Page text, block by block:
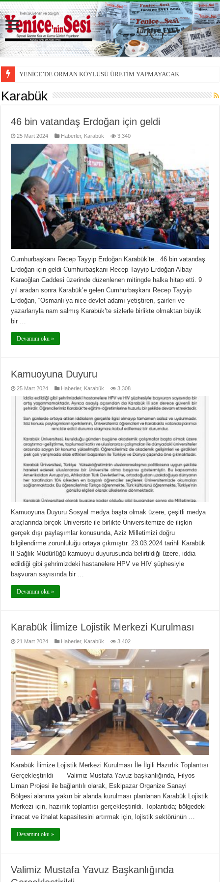
YENİCE’DE ORMAN KÖYLÜSÜ ÜRETİM YAPMAYACAK
Karabük
46 bin vatandaş Erdoğan için geldi
25 Mart 2024 Haberler, Karabük 3,340
Cumhurbaşkanı Recep Tayyip Erdoğan Karabük’te.. 46 bin vatandaş
Erdoğan için geldi Cumhurbaşkanı Recep Tayyip Erdoğan Albay
Karaoğlan Caddesi üzerinde düzenlenen mitingde halka hitap etti. 9
yıl aradan sonra Karabük’e gelen Cumhurbaşkanı Recep Tayyip
Erdoğan, “Osmanlı’ya nice devlet adamı yetiştiren, şairleri ve
yazarlarıyla nam salmış Karabük’te sizlerle birlikte olmaktan büyük
bir …
Devamını oku »
Kamuoyuna Duyuru
25 Mart 2024 Haberler, Karabük 3,308
Kamuoyuna Duyuru Sosyal medya başta olmak üzere, çeşitli medya
araçlarında birçok Üniversite ile birlikte Üniversitemize de ilişkin
gerçek dışı paylaşımlar konusunda, Aziz Milletimizi doğru
bilgilendirme zorunluluğu ortaya çıkmıştır. 23.03.2024 tarihli Karabük
İl Sağlık Müdürlüğü kamuoyu duyurusunda belirtildiği üzere, iddia
edildiği gibi şehrimizdeki hastanelere HPV ve HIV şüphesiyle
başvuran sayısında bir …
Devamını oku »
Karabük İlimize Lojistik Merkezi Kurulması
21 Mart 2024 Haberler, Karabük 3,402
Karabük İlimize Lojistik Merkezi Kurulması İle İlgili Hazırlık Toplantısı
Gerçekleştirildi Valimiz Mustafa Yavuz başkanlığında, Filyos
Liman Projesi ile bağlantılı olarak, Eskipazar Organize Sanayi
Bölgesi alanına yakın bir alanda kurulması planlanan Karabük Lojistik
Merkezi için, hazırlık toplantısı gerçekleştirildi. Toplantıda; bölgedeki
ihracat ve ithalat kapasitesini artırmak için, lojistik sektörünün …
Devamını oku »
Valimiz Mustafa Yavuz Başkanlığında